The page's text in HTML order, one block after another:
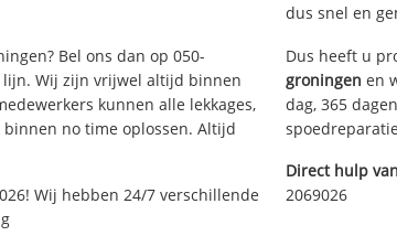
Bel ons dan op 050-
lijn. Wij zijn vrijwel altijd binnen
kunnen alle lekkages,
no time oplossen. Altijd
Wij hebben 24/7 verschillende
dus snel en
Dus heeft u
groningen en
dag, 365
Direct hulp
2069026